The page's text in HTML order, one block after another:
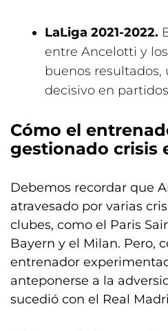
LaLiga 2021-2022.
entre Ancelotti y
buenos
decisivo en
Cómo el
gestionado crisis
Debemos recordar que
atravesado por varias
clubes, como el Paris
Bayern y el Milan. Pero,
entrenador
anteponerse a la
sucedió con el Real